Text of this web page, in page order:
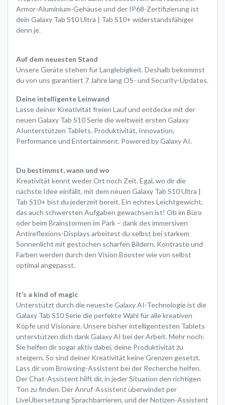
Armor-Aluminium-Gehäuse und der IP68-Zertifizierung ist
dein Galaxy Tab S10 Ultra | Tab S10+ widerstandsfähiger
denn je.
Auf dem neuesten Stand
Unsere Geräte stehen für Langlebigkeit. Deshalb bekommst
du von uns garantiert 7 Jahre lang OS- und Security-Updates.
Deine intelligente Leinwand
Lasse deiner Kreativität freien Lauf und entdecke mit der
neuen Galaxy Tab S10 Serie die weltweit ersten Galaxy
AIunterstützen Tablets. Produktivität, Innovation,
Performance und Entertainment. Powered by Galaxy AI.
Du bestimmst, wann und wo
Kreativität kennt weder Ort noch Zeit. Egal, wo dir die
nächste Idee einfällt, mit dem neuen Galaxy Tab S10 Ultra |
Tab S10+ bist du jederzeit bereit. Ein echtes Leichtgewicht,
das auch schwersten Aufgaben gewachsen ist! Ob im Büro
oder beim Brainstormen im Park – dank des immersiven
Antireflexions-Displays arbeitest du selbst bei starkem
Sonnenlicht mit gestochen scharfen Bildern. Kontraste und
Farben werden durch den Vision Booster wie von selbst
optimal angepasst.
It’s a kind of magic
Unterstützt durch die neueste Galaxy AI-Technologie ist die
Galaxy Tab S10 Serie die perfekte Wahl für alle kreativen
Köpfe und Visionäre. Unsere bisher intelligentesten Tablets
unterstützen dich dank Galaxy AI bei der Arbeit. Mehr noch:
Sie helfen dir sogar aktiv dabei, deine Produktivität zu
steigern. So sind deiner Kreativität keine Grenzen gesetzt.
Lass dir vom Browsing-Assistent bei der Recherche helfen.
Der Chat-Assistent hilft dir, in jeder Situation den richtigen
Ton zu finden. Der Anruf-Assistent überwindet per
LiveÜbersetzung Sprachbarrieren, und der Notizen-Assistent